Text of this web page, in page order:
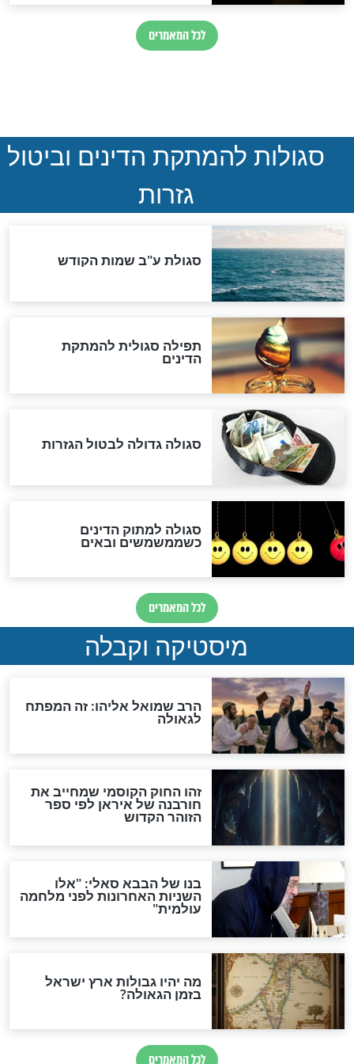
מחכים לחטופים: "אני
סובלת כל רגע בשקט, כי אני
הותר לפרסום: לוחמי מילואים
נהרגו בדרום לבנון
ההסכם החשאי של טראמפ
ואיראן: בלי שקיפות ועם הרבה
סימני שאלה
המסמך האבוד שנחשף
במרתפי מוסקבה: כתב היד
הנדיר של הרשב"ם התגלה
"מודה לקב"ה על כל השנים"
לכל המאמרים
אחרית הימים
מה יהיה בימות המשיח?
"לפני הגאולה תהיה אפיקורסות
והכחשה גדולה מאוד של
האמונה"